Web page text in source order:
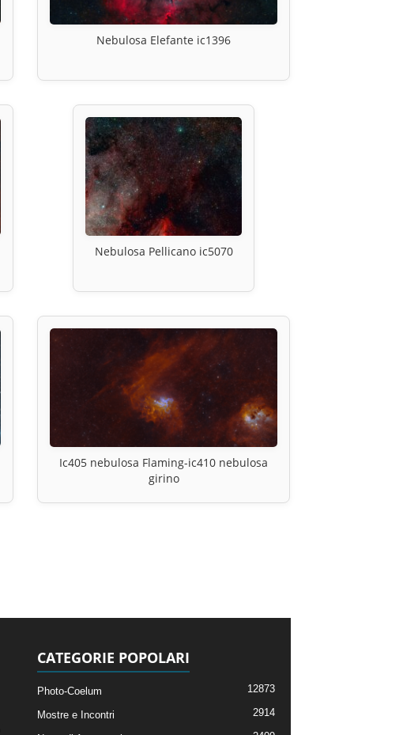
Nebulosa Elefante ic1396
Nebulosa Pellicano ic5070
Ic405 nebulosa Flaming-ic410 nebulosa
girino
CATEGORIE POPOLARI
Photo-Coelum 12873
Mostre e Incontri 2914